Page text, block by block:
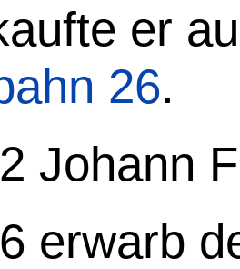
er
26.
Johann
erwarb